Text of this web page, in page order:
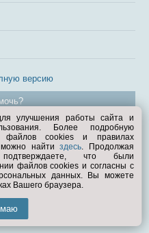
версию
улучшения работы сайта и
Более подробную
файлов cookies и правилах
можно найтиздесь. Продолжая
что были
файлов cookies и согласны с
данных. Вы можете
Вашего браузера.